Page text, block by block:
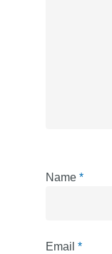
Name *
Email *